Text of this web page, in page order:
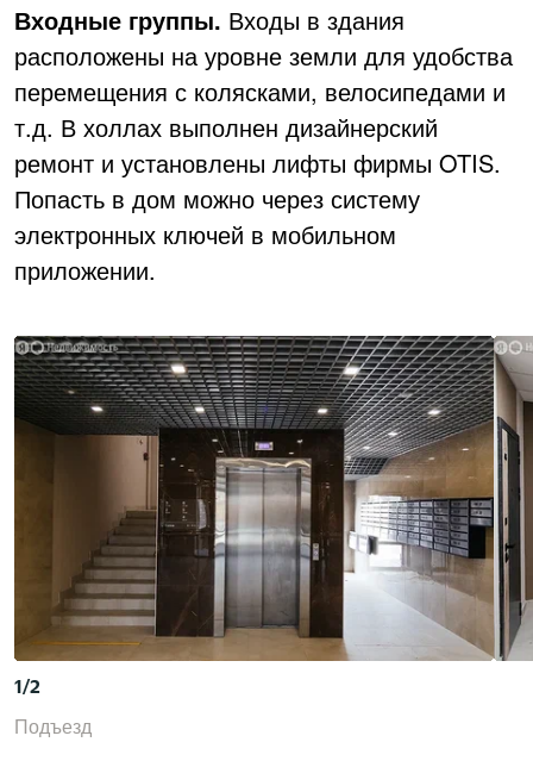
Входные группы. Входы в здания
расположены на уровне земли для удобства
перемещения с колясками, велосипедами и
т.д. В холлах выполнен дизайнерский
ремонт и установлены лифты фирмы OTIS.
Попасть в дом можно через систему
электронных ключей в мобильном
приложении.
1/2
Подъезд